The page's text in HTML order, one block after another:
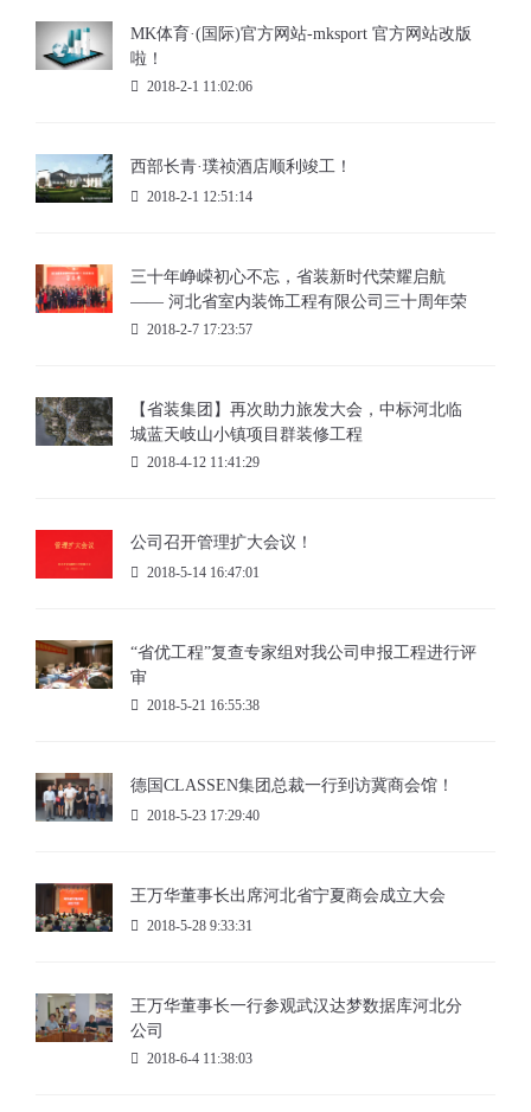
MK体育·(国际)官方网站-mksport 官方网站改版
啦！
2018-2-1 11:02:06
西部长青·璞祯酒店顺利竣工！
2018-2-1 12:51:14
三十年峥嵘初心不忘，省装新时代荣耀启航
—— 河北省室内装饰工程有限公司三十周年荣
耀庆典暨集团公司揭牌仪式
2018-2-7 17:23:57
【省装集团】再次助力旅发大会，中标河北临
城蓝天岐山小镇项目群装修工程
2018-4-12 11:41:29
公司召开管理扩大会议！
2018-5-14 16:47:01
“省优工程”复查专家组对我公司申报工程进行评
审
2018-5-21 16:55:38
德国CLASSEN集团总裁一行到访冀商会馆！
2018-5-23 17:29:40
王万华董事长出席河北省宁夏商会成立大会
2018-5-28 9:33:31
王万华董事长一行参观武汉达梦数据库河北分
公司
2018-6-4 11:38:03